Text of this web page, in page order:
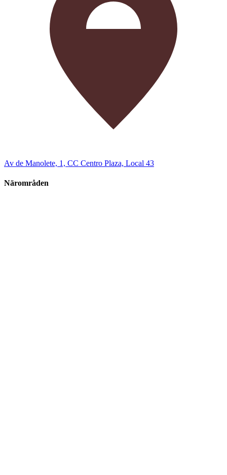
Av de Manolete, 1, CC Centro Plaza, Local 43
Närområden